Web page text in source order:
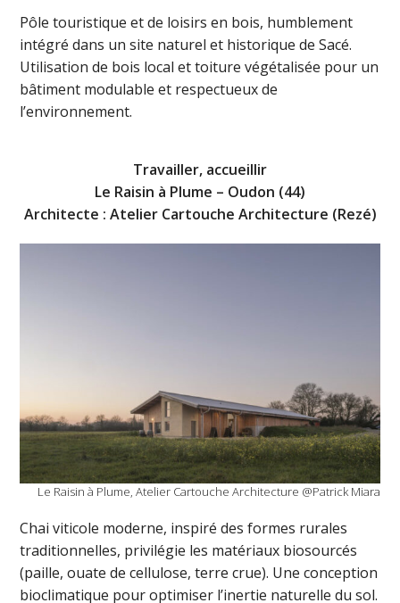
Pôle touristique et de loisirs en bois, humblement
intégré dans un site naturel et historique de Sacé.
Utilisation de bois local et toiture végétalisée pour un
bâtiment modulable et respectueux de
l’environnement.
Travailler, accueillir
Le Raisin à Plume – Oudon (44)
Architecte : Atelier Cartouche Architecture (Rezé)
Le Raisin à Plume, Atelier Cartouche Architecture @Patrick Miara
Chai viticole moderne, inspiré des formes rurales
traditionnelles, privilégie les matériaux biosourcés
(paille, ouate de cellulose, terre crue). Une conception
bioclimatique pour optimiser l’inertie naturelle du sol.